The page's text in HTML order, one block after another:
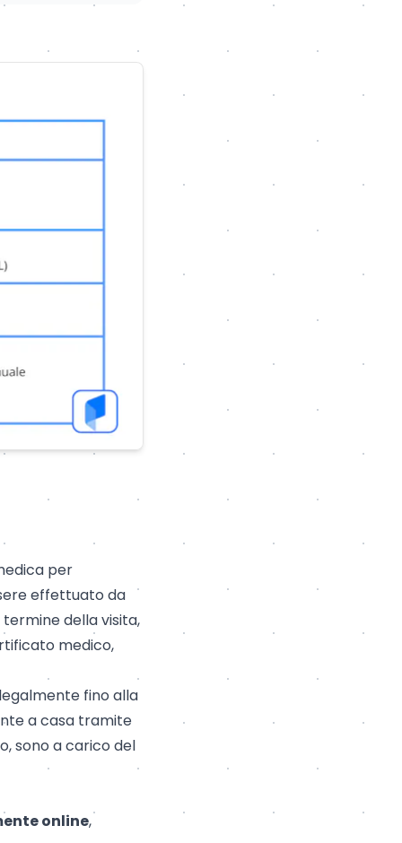
per
effettuato da
della visita,
medico,
fino alla
a casa tramite
sono a carico del
online,